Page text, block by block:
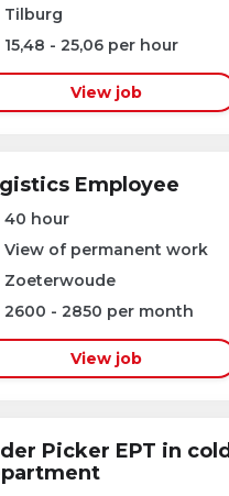
Tilburg
15,48 - 25,06 per hour
View job
Employee
40 hour
View of permanent work
Zoeterwoude
2600 - 2850 per month
View job
Picker EPT in cold